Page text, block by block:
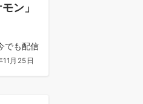
ン」
でも配信
月25日